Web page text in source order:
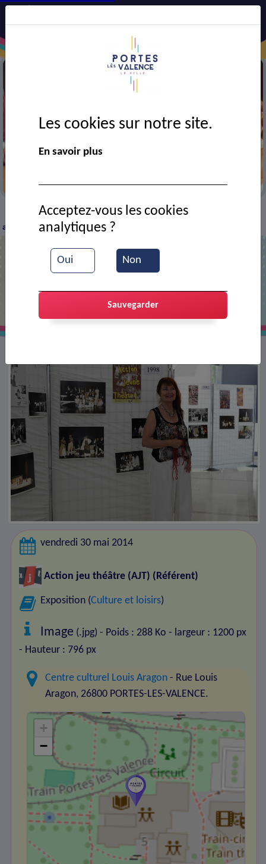
> VIE MUNICIPALE > Ressources documentaires
ans d'AJT
vendredi 30 mai 2014
Action jeu théâtre (AJT) (Référent)
Exposition (Culture et loisirs)
Image (.jpg) - Poids : 288 Ko - largeur : 1200 px
- Hauteur : 796 px
Centre culturel Louis Aragon - Rue Louis
Aragon, 26800 PORTES-LES-VALENCE.
+
−
Les cookies sur notre site.
En savoir plus
Oui Non
Acceptez-vous les cookies
analytiques ?
Sauvegarder